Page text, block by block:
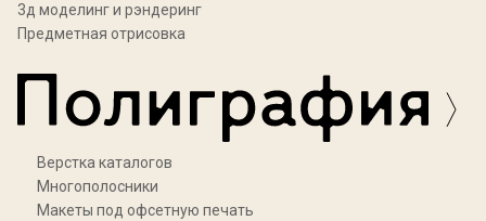
3д моделинг и рэндеринг
Предметная отрисовка
Верстка каталогов
Многополосники
Макеты под офсетную печать